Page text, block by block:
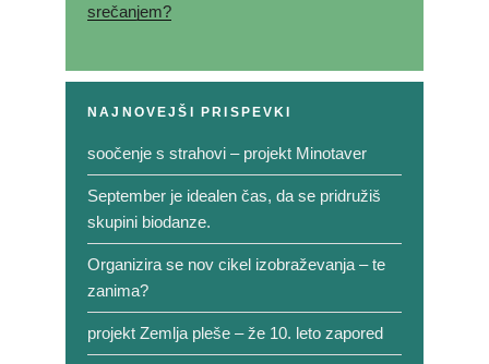
srečanjem?
NAJNOVEJŠI PRISPEVKI
soočenje s strahovi – projekt Minotaver
September je idealen čas, da se pridružiš
skupini biodanze.
Organizira se nov cikel izobraževanja – te
zanima?
projekt Zemlja pleše – že 10. leto zapored